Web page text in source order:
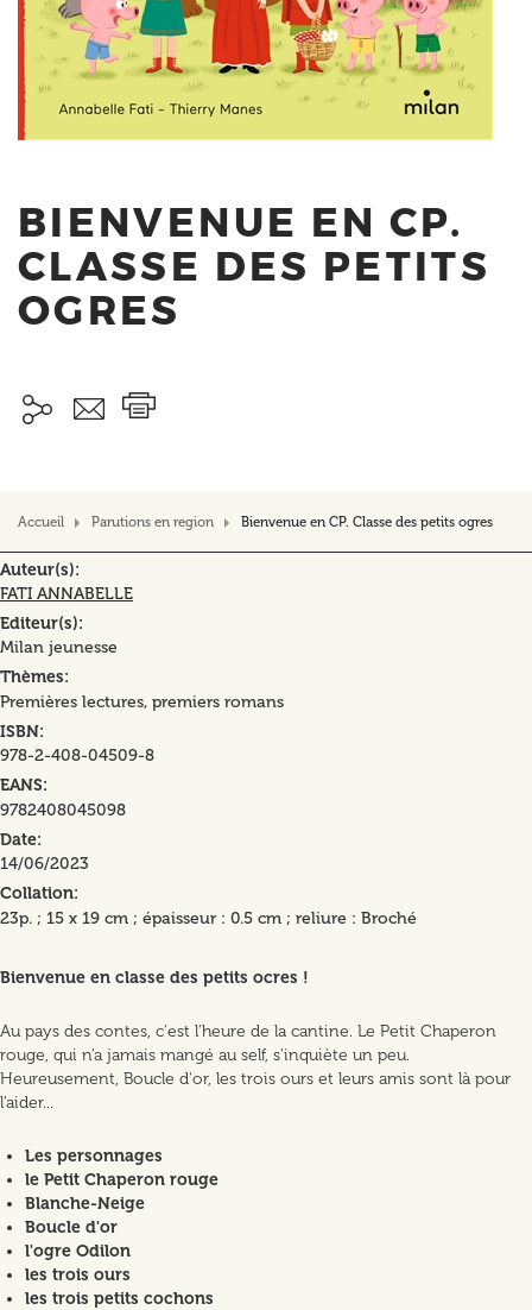
BIENVENUE EN CP.
CLASSE DES PETITS
OGRES
Accueil Parutions en region Bienvenue en CP. Classe des petits ogres
Auteur(s)
FATI ANNABELLE
Editeur(s)
Milan jeunesse
Thèmes
Premières lectures, premiers romans
ISBN
978-2-408-04509-8
EANS
9782408045098
Date
14/06/2023
Collation
23p. ; 15 x 19 cm ; épaisseur : 0.5 cm ; reliure : Broché
Bienvenue en classe des petits ocres !
Au pays des contes, c'est l'heure de la cantine. Le Petit Chaperon
rouge, qui n'a jamais mangé au self, s'inquiète un peu.
Heureusement, Boucle d'or, les trois ours et leurs amis sont là pour
l'aider...
Les personnages
le Petit Chaperon rouge
Blanche-Neige
Boucle d'or
l'ogre Odilon
les trois ours
les trois petits cochons